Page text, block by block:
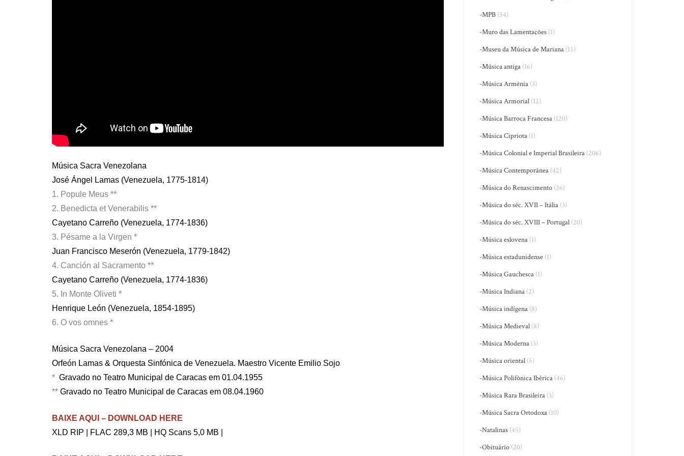
Música Sacra Venezolana
José Ángel Lamas (Venezuela, 1775-1814)
1. Popule Meus **
2. Benedicta et Venerabilis **
Cayetano Carreño (Venezuela, 1774-1836)
3. Pésame a la Virgen *
Juan Francisco Meserón (Venezuela, 1779-1842)
4. Canción al Sacramento **
Cayetano Carreño (Venezuela, 1774-1836)
5. In Monte Oliveti *
Henrique León (Venezuela, 1854-1895)
6. O vos omnes *
Música Sacra Venezolana – 2004
Orfeón Lamas & Orquesta Sinfónica de Venezuela. Maestro Vicente Emilio Sojo
* Gravado no Teatro Municipal de Caracas em 01.04.1955
** Gravado no Teatro Municipal de Caracas em 08.04.1960
BAIXE AQUI – DOWNLOAD HERE
XLD RIP | FLAC 289,3 MB | HQ Scans 5,0 MB |
-MPB (54)
-Muro das Lamentações (1)
-Museu da Música de Mariana (15)
-Música antiga (16)
-Música Armênia (3)
-Música Armorial (12)
-Música Barroca Francesa (120)
-Música Cipriota (1)
-Música Colonial e Imperial Brasileira (206)
-Música Contemporânea (42)
-Música do Renascimento (26)
-Música do séc. XVII – Itália (3)
-Música do séc. XVIII – Portugal (20)
-Música eslovena (1)
-Música estadunidense (1)
-Música Gauchesca (1)
-Música Indiana (2)
-Música indígena (8)
-Música Medieval (8)
-Música Moderna (3)
-Música oriental (5)
-Música Polifônica Ibérica (46)
-Música Rara Brasileira (3)
-Música Sacra Ortodoxa (10)
-Natalinas (45)
-Obituário (20)